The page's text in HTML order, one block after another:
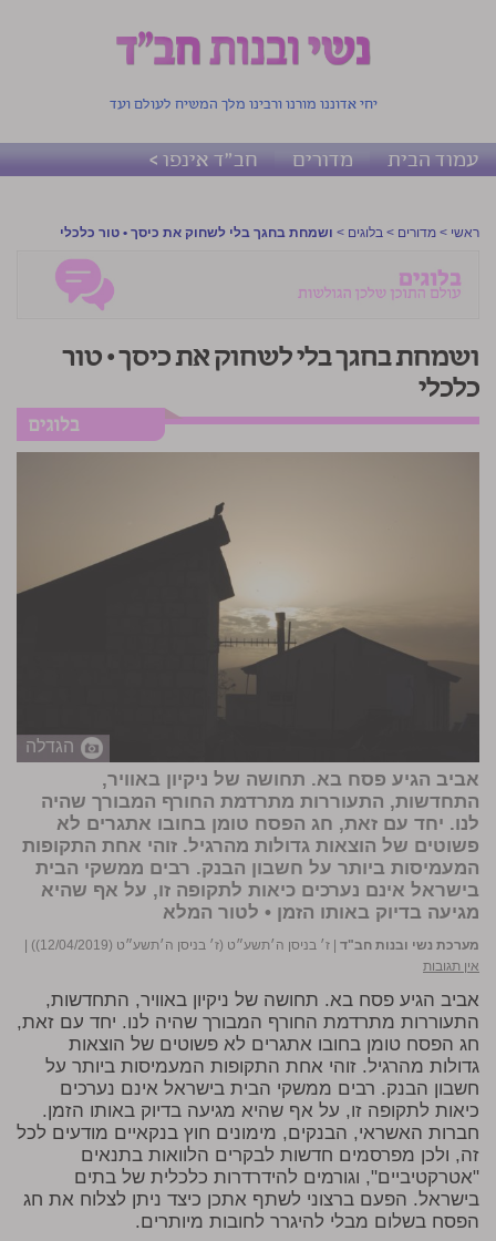
יחי אדוננו מורנו ורבינו מלך המשיח לעולם ועד
עמוד הבית מדורים חב"ד אינפו >
ראשי > מדורים > בלוגים > ושמחת בחגך בלי לשחוק את כיסך • טור כלכלי
ושמחת בחגך בלי לשחוק את כיסך • טור
כלכלי
הגדלה
אביב הגיע פסח בא. תחושה של ניקיון באוויר,
התחדשות, התעוררות מתרדמת החורף המבורך שהיה
לנו. יחד עם זאת, חג הפסח טומן בחובו אתגרים לא
פשוטים של הוצאות גדולות מהרגיל. זוהי אחת התקופות
המעמיסות ביותר על חשבון הבנק. רבים ממשקי הבית
בישראל אינם נערכים כיאות לתקופה זו, על אף שהיא
מגיעה בדיוק באותו הזמן • לטור המלא
מערכת נשי ובנות חב"ד | ז׳ בניסן ה׳תשע״ט (ז׳ בניסן ה׳תשע״ט (12/04/2019))
|
אין תגובות
אביב הגיע פסח בא. תחושה של ניקיון באוויר, התחדשות,
התעוררות מתרדמת החורף המבורך שהיה לנו. יחד עם זאת,
חג הפסח טומן בחובו אתגרים לא פשוטים של הוצאות
גדולות מהרגיל. זוהי אחת התקופות המעמיסות ביותר על
חשבון הבנק. רבים ממשקי הבית בישראל אינם נערכים
כיאות לתקופה זו, על אף שהיא מגיעה בדיוק באותו הזמן.
חברות האשראי, הבנקים, מימונים חוץ בנקאיים מודעים לכל
זה, ולכן מפרסמים חדשות לבקרים הלוואות בתנאים
"אטרקטיביים", וגורמים להידרדרות כלכלית של בתים
בישראל. הפעם ברצוני לשתף אתכן כיצד ניתן לצלוח את חג
הפסח בשלום מבלי להיגרר לחובות מיותרים.